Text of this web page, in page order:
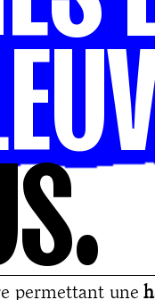
EU
S.
permettant une